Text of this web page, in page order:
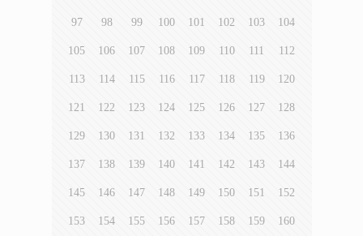
97 98 99 100 101 102 103 104
105 106 107 108 109 110 111 112
113 114 115 116 117 118 119 120
121 122 123 124 125 126 127 128
129 130 131 132 133 134 135 136
137 138 139 140 141 142 143 144
145 146 147 148 149 150 151 152
153 154 155 156 157 158 159 160